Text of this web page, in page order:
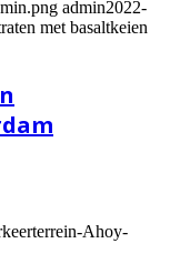
admin2022-
met basaltkeien
Ahoy-